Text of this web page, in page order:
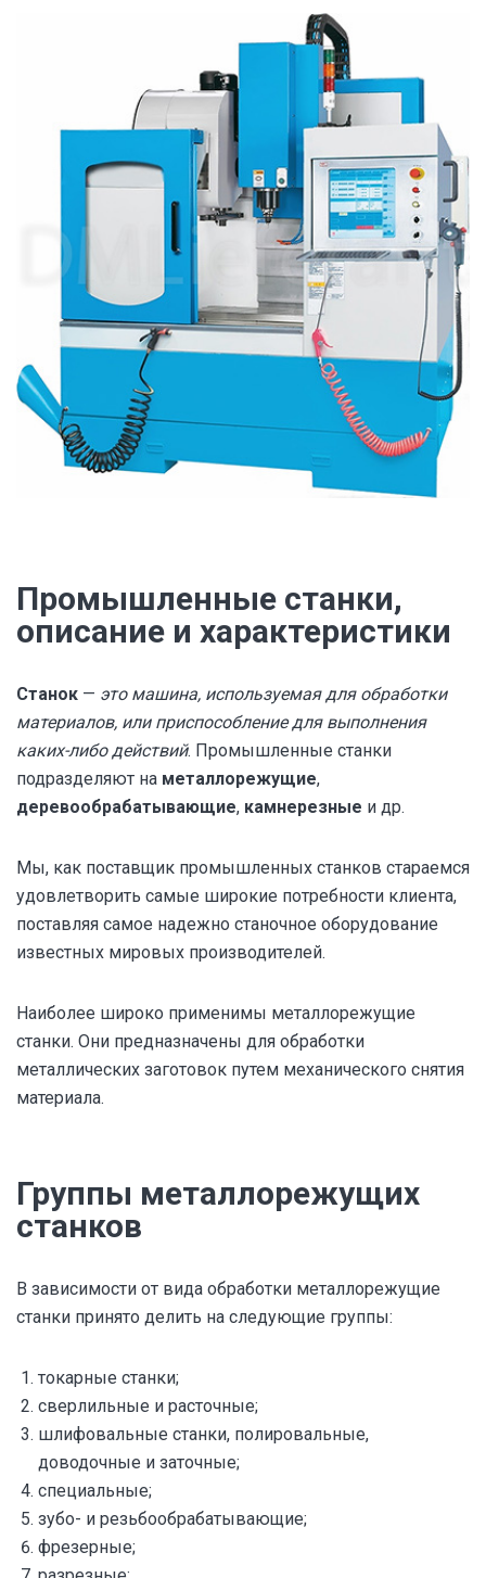
Промышленные станки,
описание и характеристики
Станок — это машина, используемая для обработки
материалов, или приспособление для выполнения
каких-либо действий. Промышленные станки
подразделяют на металлорежущие,
деревообрабатывающие, камнерезные и др.
Мы, как поставщик промышленных станков стараемся
удовлетворить самые широкие потребности клиента,
поставляя самое надежно станочное оборудование
известных мировых производителей.
Наиболее широко применимы металлорежущие
станки. Они предназначены для обработки
металлических заготовок путем механического снятия
материала.
Группы металлорежущих
станков
В зависимости от вида обработки металлорежущие
станки принято делить на следующие группы:
токарные станки;
сверлильные и расточные;
шлифовальные станки, полировальные,
доводочные и заточные;
специальные;
зубо- и резьбообрабатывающие;
фрезерные;